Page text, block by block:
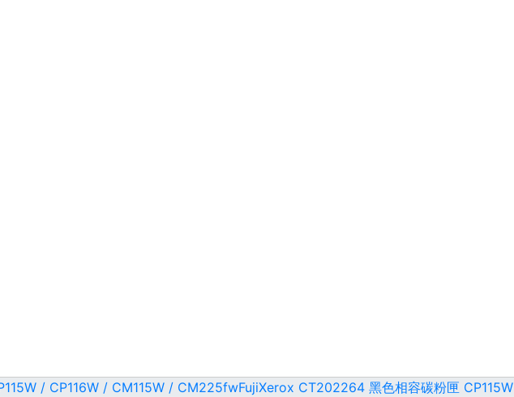
/ CP116W / CM115W / CM225fwFujiXerox CT202264 黑色相容碳粉匣 CP115W